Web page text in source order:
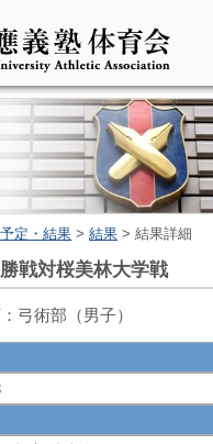
定・結果 >結果 > 結果詳細
戦対桜美林大学戦
：弓術部（男